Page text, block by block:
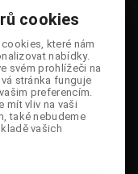
cookies
které nám
nabídky.
svém prohlížeči na
stránka funguje
preferencím.
mít vliv na vaši
také nebudeme
vašich
cookies
které nám
nabídky.
svém prohlížeči na
stránka funguje
preferencím.
mít vliv na vaši
také nebudeme
vašich